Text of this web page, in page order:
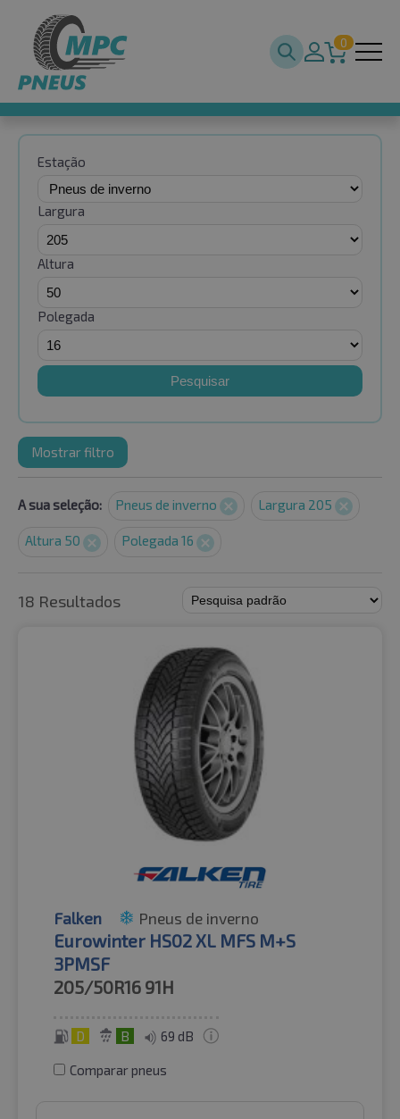
0
Estação
Largura
Altura
Polegada
Pesquisar
Mostrar filtro
A sua seleção: Pneus de inverno Largura 205
Altura 50 Polegada 16
18 Resultados
Falken Pneus de inverno
Eurowinter HS02 XL MFS M+S
3PMSF
205/50R16 91H
D B 69 dB
Comparar pneus